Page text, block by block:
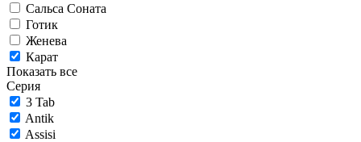
Сальса Соната
Готик
Женева
Карат
Показать все
Серия
3 Tab
Antik
Assisi